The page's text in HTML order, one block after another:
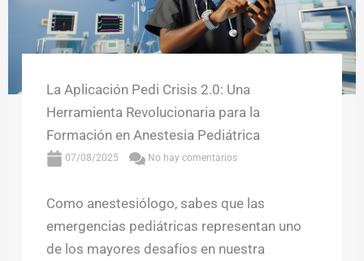
La Aplicación Pedi Crisis 2.0: Una
Herramienta Revolucionaria para la
Formación en Anestesia Pediátrica
07/08/2025 No hay comentarios
Como anestesiólogo, sabes que las
emergencias pediátricas representan uno
de los mayores desafíos en nuestra